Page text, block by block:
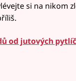
si na nikom
od jutových